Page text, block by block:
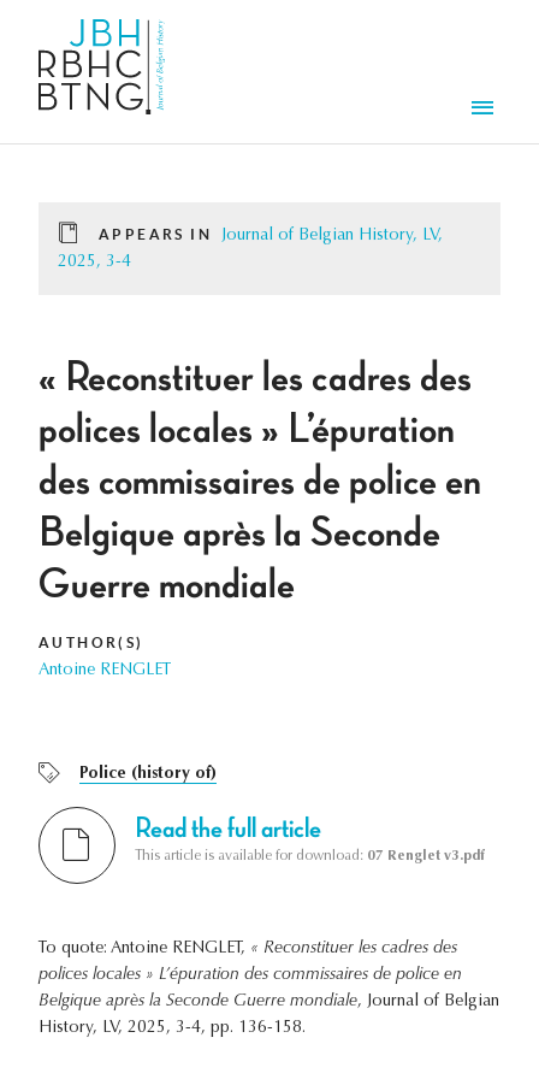
APPEARS IN
Journal of Belgian History, LV,
2025, 3-4
« Reconstituer les cadres des
polices locales » L’épuration
des commissaires de police en
Belgique après la Seconde
Guerre mondiale
AUTHOR(S)
Antoine RENGLET
Police (history of)
Read the full article
This article is available for download: 07 Renglet v3.pdf
To quote: Antoine RENGLET, « Reconstituer les cadres des
polices locales » L’épuration des commissaires de police en
Belgique après la Seconde Guerre mondiale, Journal of Belgian
History, LV, 2025, 3-4, pp. 136-158.